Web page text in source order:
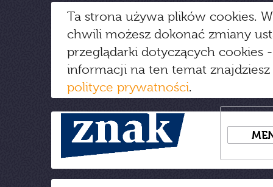
Ta strona używa plików cookies.
chwili możesz dokonać zmiany
przeglądarki dotyczących cookies
informacji na ten temat
polityce prywatności.